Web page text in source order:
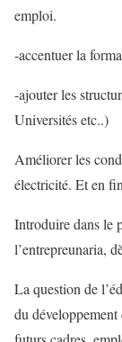
emploi.
-accentuer la
-ajouter les
Universités etc..)
Améliorer les
électricité. Et en fin
Introduire dans le
l’entrepreunaria,
La question de
du